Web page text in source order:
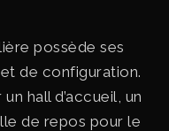
possède ses
de configuration.
hall d’accueil, un
de repos pour le